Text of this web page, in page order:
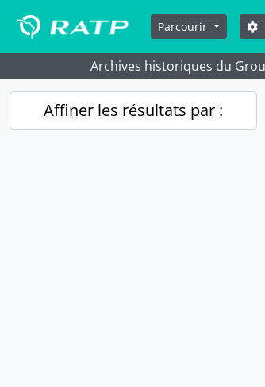
Skip to main content
Parcourir
Archives historiques du
Affiner les résultats par :